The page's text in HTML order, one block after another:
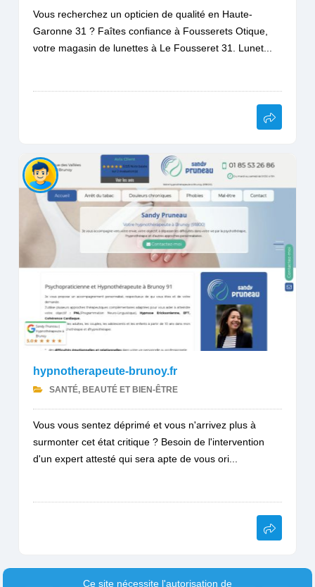
Vous recherchez un opticien de qualité en Haute-
Garonne 31 ? Faîtes confiance à Fousserets Otique,
votre magasin de lunettes à Le Fousseret 31. Lunet...
hypnotherapeute-brunoy.fr
SANTÉ, BEAUTÉ ET BIEN-ÊTRE
Vous vous sentez déprimé et vous n'arrivez plus à
surmonter cet état critique ? Besoin de l'intervention
d'un expert attesté qui sera apte de vous ori...
Ce site nécessite l'autorisation de